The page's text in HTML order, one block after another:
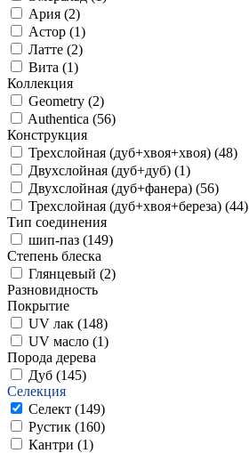
Ария (2)
Астор (1)
Латте (2)
Вита (1)
Коллекция
Geometry (2)
Authentica (56)
Конструкция
Трехслойная (дуб+хвоя+хвоя) (48)
Двухслойная (дуб+дуб) (1)
Двухслойная (дуб+фанера) (56)
Трехслойная (дуб+хвоя+береза) (44)
Тип соединения
шип-паз (149)
Степень блеска
Глянцевый (2)
Разновидность
Покрытие
UV лак (148)
UV масло (1)
Порода дерева
Дуб (145)
Селекция
Селект (149)
Рустик (160)
Кантри (1)